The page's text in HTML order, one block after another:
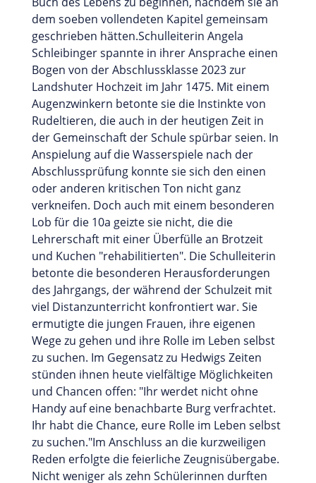
dem soeben vollendeten Kapitel gemeinsam
geschrieben hätten.Schulleiterin Angela
Schleibinger spannte in ihrer Ansprache einen
Bogen von der Abschlussklasse 2023 zur
Landshuter Hochzeit im Jahr 1475. Mit einem
Augenzwinkern betonte sie die Instinkte von
Rudeltieren, die auch in der heutigen Zeit in
der Gemeinschaft der Schule spürbar seien. In
Anspielung auf die Wasserspiele nach der
Abschlussprüfung konnte sie sich den einen
oder anderen kritischen Ton nicht ganz
verkneifen. Doch auch mit einem besonderen
Lob für die 10a geizte sie nicht, die die
Lehrerschaft mit einer Überfülle an Brotzeit
und Kuchen "rehabilitierten". Die Schulleiterin
betonte die besonderen Herausforderungen
des Jahrgangs, der während der Schulzeit mit
viel Distanzunterricht konfrontiert war. Sie
ermutigte die jungen Frauen, ihre eigenen
Wege zu gehen und ihre Rolle im Leben selbst
zu suchen. Im Gegensatz zu Hedwigs Zeiten
stünden ihnen heute vielfältige Möglichkeiten
und Chancen offen: "Ihr werdet nicht ohne
Handy auf eine benachbarte Burg verfrachtet.
Ihr habt die Chance, eure Rolle im Leben selbst
zu suchen."Im Anschluss an die kurzweiligen
Reden erfolgte die feierliche Zeugnisübergabe.
Nicht weniger als zehn Schülerinnen durften